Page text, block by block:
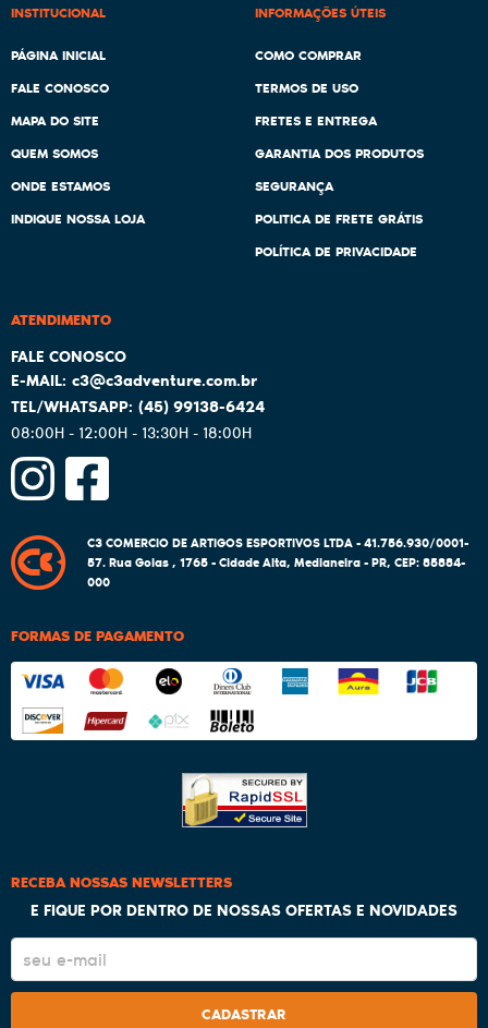
INSTITUCIONAL
PÁGINA INICIAL
FALE CONOSCO
MAPA DO SITE
QUEM SOMOS
ONDE ESTAMOS
INDIQUE NOSSA LOJA
INFORMAÇÕES ÚTEIS
COMO COMPRAR
TERMOS DE USO
FRETES E ENTREGA
GARANTIA DOS PRODUTOS
SEGURANÇA
POLITICA DE FRETE GRÁTIS
POLÍTICA DE PRIVACIDADE
ATENDIMENTO
(45)99138-6424
08:00H - 12:00H - 13:30H - 18:00H
c3@c3adventure.com.br
C3 COMERCIO DE ARTIGOS ESPORTIVOS LTDA - 41.756.930/0001-
57.Rua Goias , 1765-Cidade Alta, Medianeira-PR, CEP: 85884-
000
FORMAS DE PAGAMENTO
RECEBA NOSSAS NEWSLETTERS
E FIQUE POR DENTRO DE NOSSAS OFERTAS E NOVIDADES
CADASTRAR